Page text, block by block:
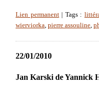
Lien permanent| Tags :
wierviorka, pierre assouline,
22/01/2010
Jan Karski de Yannick